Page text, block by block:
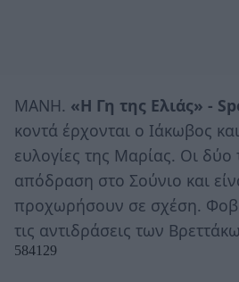
ΜΑΝΗ. «Η Γη της Ελιάς» -
κοντά έρχονται ο Ιάκωβος
ευλογίες της Μαρίας. Οι
απόδραση στο Σούνιο και
προχωρήσουν σε σχέση.
τις αντιδράσεις των